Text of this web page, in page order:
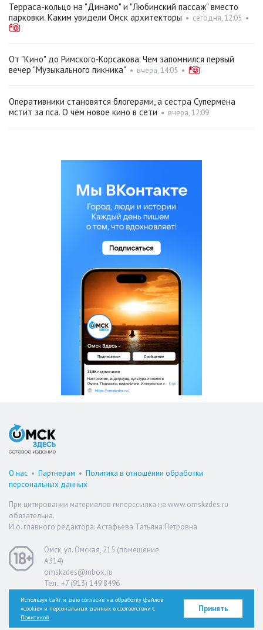
Терраса-кольцо на "Динамо" и "Любинский пассаж" вместо
парковки. Каким увидели Омск архитекторы • сегодня, 12:05 •
От "Кино" до Римского‑Корсакова. Чем запомнился первый
вечер "Музыкального пикника" • вчера, 14:05 •
Оперативники становятся блогерами, а сестра Супермена
мстит за пса. О чём новое кино в сети • вчера, 12:09
О нас • Партнерам • Политика в отношении обработки
персональных данных
При цитировании материалов гиперссылка на www.omskzdes.ru
обязательна.
И.о. главного редактора: Астафьева Татьяна Петровна
Омск, ул. Омская, 215 (помещение
А314)
omskzdes@inbox.ru
Тел.: +7 (913) 149 8496
Версия для слабовидящих
Используя сайт, я даю согласие на обработку файлов
«cookie» и персональных данных в соответствии с
Политикой
Принять